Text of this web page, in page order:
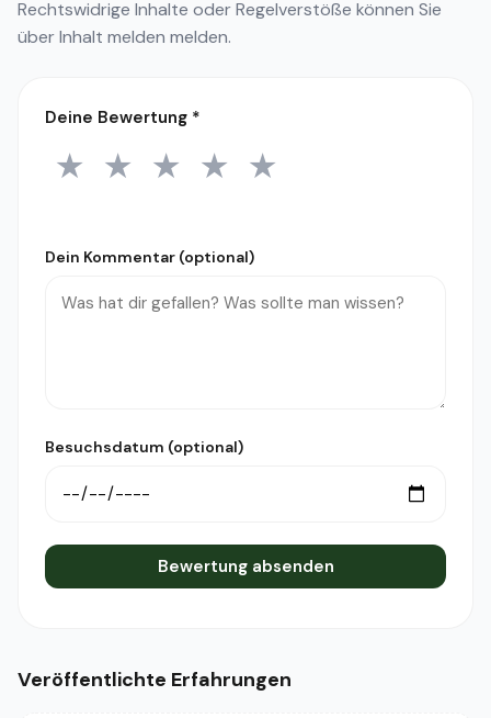
Rechtswidrige Inhalte oder Regelverstöße können Sie
überInhalt melden melden.
Deine Bewertung *
1 Stern
★ 2 Sterne
★ 3 Sterne
★ 4 Sterne
★ 5 Sterne
★
Dein Kommentar (optional)
Besuchsdatum (optional)
Bewertung absenden
Veröffentlichte Erfahrungen